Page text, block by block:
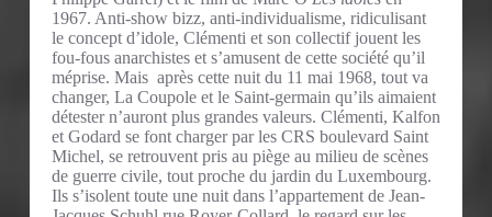
1967. Anti-show bizz, anti-individualisme, ridiculisant
le concept d’idole, Clémenti et son collectif jouent les
fou-fous anarchistes et s’amusent de cette société qu’il
méprise. Mais après cette nuit du 11 mai 1968, tout va
changer, La Coupole et le Saint-germain qu’ils aimaient
détester n’auront plus grandes valeurs. Clémenti, Kalfon
et Godard se font charger par les CRS boulevard Saint
Michel, se retrouvent pris au piège au milieu de scènes
de guerre civile, tout proche du jardin du Luxembourg.
Ils s’isolent toute une nuit dans l’appartement de Jean-